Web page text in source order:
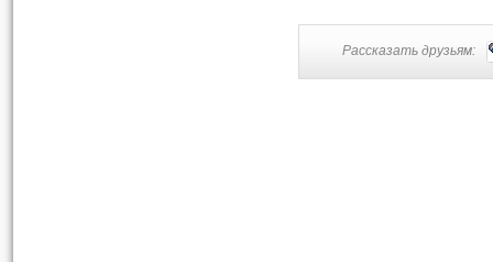
Рассказать друзьям: